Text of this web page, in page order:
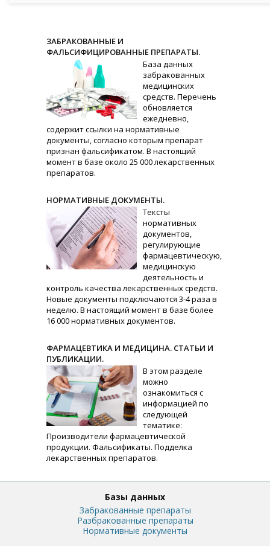
ЗАБРАКОВАННЫЕ И
ФАЛЬСИФИЦИРОВАННЫЕ ПРЕПАРАТЫ.
База данных
забракованных
медицинских
средств. Перечень
обновляется
ежедневно,
содержит ссылки на нормативные
документы, согласно которым препарат
признан фальсификатом. В настоящий
момент в базе около 25 000 лекарственных
препаратов.
НОРМАТИВНЫЕ ДОКУМЕНТЫ.
Тексты
нормативных
документов,
регулирующие
фармацевтическую,
медицинскую
деятельность и
контроль качества лекарственных средств.
Новые документы подключаются 3-4 раза в
неделю. В настоящий момент в базе более
16 000 нормативных документов.
ФАРМАЦЕВТИКА И МЕДИЦИНА. СТАТЬИ И
ПУБЛИКАЦИИ.
В этом разделе
можно
ознакомиться с
информацией по
следующей
тематике:
Производители фармацевтической
продукции. Фальсификаты. Подделка
лекарственных препаратов.
Базы данных
Забракованные препараты
Разбракованные препараты
Нормативные документы